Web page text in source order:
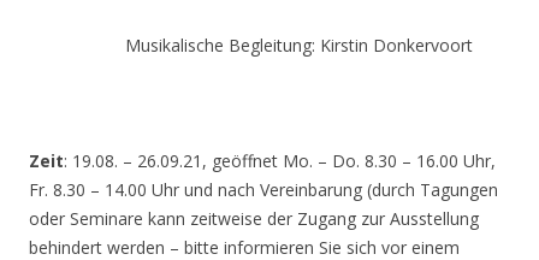
Musikalische Begleitung: Kirstin Donkervoort
Zeit: 19.08. – 26.09.21, geöffnet Mo. – Do. 8.30 – 16.00 Uhr,
Fr. 8.30 – 14.00 Uhr und nach Vereinbarung (durch Tagungen
oder Seminare kann zeitweise der Zugang zur Ausstellung
behindert werden – bitte informieren Sie sich vor einem